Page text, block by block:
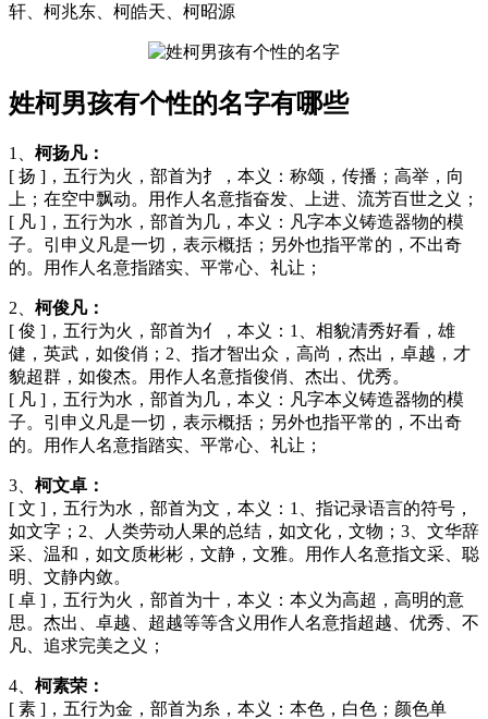
轩、柯兆东、柯皓天、柯昭源
姓柯男孩有个性的名字有哪些
1、 柯扬凡：
[ 扬 ]，五行为火，部首为扌，本义：称颂，传播；高举，向
上；在空中飘动。用作人名意指奋发、上进、流芳百世之义；
[ 凡 ]，五行为水，部首为几，本义：凡字本义铸造器物的模
子。引申义凡是一切，表示概括；另外也指平常的，不出奇
的。用作人名意指踏实、平常心、礼让；
2、 柯俊凡：
[ 俊 ]，五行为火，部首为亻，本义：1、相貌清秀好看，雄
健，英武，如俊俏；2、指才智出众，高尚，杰出，卓越，才
貌超群，如俊杰。用作人名意指俊俏、杰出、优秀。
[ 凡 ]，五行为水，部首为几，本义：凡字本义铸造器物的模
子。引申义凡是一切，表示概括；另外也指平常的，不出奇
的。用作人名意指踏实、平常心、礼让；
3、 柯文卓：
[ 文 ]，五行为水，部首为文，本义：1、指记录语言的符号，
如文字；2、人类劳动人果的总结，如文化，文物；3、文华辞
采、温和，如文质彬彬，文静，文雅。用作人名意指文采、聪
明、文静内敛。
[ 卓 ]，五行为火，部首为十，本义：本义为高超，高明的意
思。杰出、卓越、超越等等含义用作人名意指超越、优秀、不
凡、追求完美之义；
4、 柯素荣：
[ 素 ]，五行为金，部首为糸，本义：本色，白色；颜色单